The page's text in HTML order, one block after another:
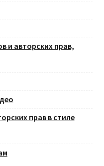
и авторских прав,
прав в стиле